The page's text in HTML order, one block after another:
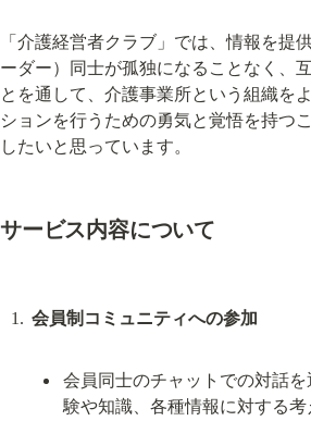
「介護経営者クラブ」では、情報を提
ーダー）同士が孤独になることなく、
とを通して、介護事業所という組織を
ションを行うための勇気と覚悟を持つ
したいと思っています。
サービス内容について
会員制コミュニティへの参加
会員同士のチャットでの対話
験や知識、各種情報に対する